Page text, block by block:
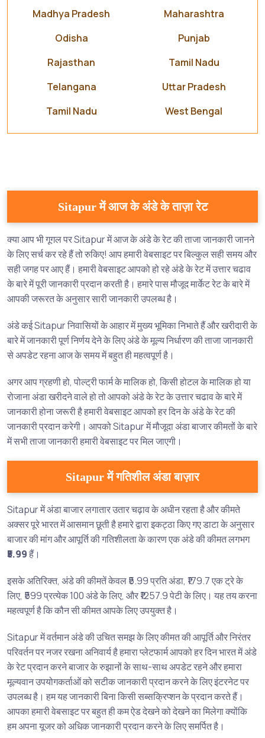
Madhya Pradesh
Maharashtra
Odisha
Punjab
Rajasthan
Tamil Nadu
Telangana
Uttar Pradesh
Tamil Nadu
West Bengal
Sitapur में आज के अंडे के ताज़ा रेट
क्या आप भी गूगल पर Sitapur में आज के अंडे के रेट की ताजा जानकारी जानने
के लिए सर्च कर रहे हैं तो रुकिए! आप हमारी वेबसाइट पर बिल्कुल सही समय और
सही जगह पर आए हैं। हमारी वेबसाइट आपको हो रहे अंडे के रेट में उत्तार चढाव
के बारे में पूरी जानकारी प्रदान करती है। हमारे पास मौजूद मार्केट रेट के बारे में
आपकी जरूरत के अनुसार सारी जानकारी उपलब्ध है।
अंडे कई Sitapur निवासियों के आहार में मुख्य भूमिका निभाते हैं और खरीदारी के
बारे में जानकारी पूर्ण निर्णय देने के लिए अंडे के मूल्य निर्धारण की ताजा जानकारी
से अपडेट रहना आज के समय में बहुत ही महत्वपूर्ण है।
अगर आप ग्रहणी हो, पोल्ट्री फार्म के मालिक हो, किसी होटल के मालिक हो या
रोजाना अंडा खरीदने वाले हो तो आपको अंडे के रेट के उत्तार चढाव के बारे में
जानकारी होना जरूरी है हमारी वेबसाइट आपको हर दिन के अंडे के रेट की
जानकारी प्रदान करेगी। आपको Sitapur में मौजूदा अंडा बाजार कीमतों के बारे
में सभी ताजा जानकारी हमारी वेबसाइट पर मिल जाएगी।
Sitapur में गतिशील अंडा बाज़ार
Sitapur में अंडा बाजार लगातार उतार चढ़ाव के अधीन रहता है और कीमते
अक्सर पूरे भारत में आसमान छूती है हमारे द्वारा इकट्ठा किए गए डाटा के अनुसार
बाजार की मांग और आपूर्ति की गतिशीलता के कारण एक अंडे की कीमत लगभग
₹5.99हैं।
इसके अतिरिक्त, अंडे की कीमतें केवल ₹5.99 प्रति अंडा, ₹179.7 एक ट्रे के
लिए, ₹599 प्रत्येक 100 अंडे के लिए, और ₹1257.9 पेटी के लिए। यह तय करना
महत्वपूर्ण है कि कौन सी कीमत आपके लिए उपयुक्त है।
Sitapur में वर्तमान अंडे की उचित समझ के लिए कीमत की आपूर्ति और निरंतर
परिवर्तन पर नजर रखना अनिवार्य है हमारा प्लेटफार्म आपको हर दिन भारत में अंडे
के रेट प्रदान करने बाजार के रुझानों के साथ-साथ अपडेट रहने और हमारा
मूल्यवान उपयोगकर्ताओं को सटीक जानकारी प्रदान करने के लिए इंटरनेट पर
उपलब्ध है। हम यह जानकारी बिना किसी सब्सक्रिप्शन के प्रदान करते हैं।
आपका हमारी वेबसाइट पर बहुत ही कम ऐड देखने को देखने का मिलेगा क्योंकि
हम अपना यूजर को अधिक जानकारी प्रदान करने के लिए समर्पित है।